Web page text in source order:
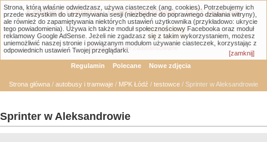
Łódzka Galeria Transportowa - GTLodz.eu
Wyszukiwanie zaawansowane
Regulamin Polecane Nowe zdjęcia
Strona główna / autobusy i tramwaje / MPK Łódź / testowce / Sprinter w Aleksandrowie
Sprinter w Aleksandrowie
Strona, którą właśnie odwiedzasz, używa ciasteczek (ang. cookies). Potrzebujemy ich
przede wszystkim do utrzymywania sesji (niezbędne do poprawnego działania witryny),
ale również do zapamiętywania niektórych ustawień użytkownika (przykładowo: ukrycie
tego powiadomienia). Używa ich także moduł społecznościowy Facebooka oraz moduł
reklamowy Google AdSense. Jeżeli nie zgadzasz się z takim wykorzystaniem, możesz
uniemożliwić naszej stronie i powiązanym modułom używanie ciasteczek, korzystając z
odpowiednich ustawień Twojej przeglądarki.
[zamknij]